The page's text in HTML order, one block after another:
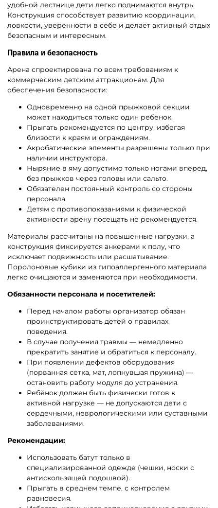
удобной лестнице дети легко поднимаются внутрь.
Конструкция способствует развитию координации,
ловкости, уверенности в себе и делает активный отдых
безопасным и интересным.
Правила и безопасность
Арена спроектирована по всем требованиям к
коммерческим детским аттракционам. Для
обеспечения безопасности:
Одновременно на одной прыжковой секции
может находиться только один ребёнок.
Прыгать рекомендуется по центру, избегая
близости к краям и ограждениям.
Акробатические элементы разрешены только при
наличии инструктора.
Ныряние в яму допустимо только ногами вперёд,
без прыжков через головы или сальто.
Обязателен постоянный контроль со стороны
персонала.
Детям с противопоказаниями к физической
активности арену посещать не рекомендуется.
Материалы рассчитаны на повышенные нагрузки, а
конструкция фиксируется анкерами к полу, что
исключает подвижность или расшатывание.
Поролоновые кубики из гипоаллергенного материала
легко очищаются и заменяются при необходимости.
Обязанности персонала и посетителей:
Перед началом работы организатор обязан
проинструктировать детей о правилах
поведения.
В случае получения травмы — немедленно
прекратить занятие и обратиться к персоналу.
При появлении дефектов оборудования
(порванная сетка, мат, лопнувшая пружина) —
остановить работу модуля до устранения.
Ребёнок должен быть физически готов к
активной нагрузке — не допускаются дети с
сердечными, неврологическими или суставными
заболеваниями.
Рекомендации:
Использовать батут только в
специализированной одежде (чешки, носки с
антискользящей подошвой).
Прыгать в среднем темпе, с контролем
равновесия.